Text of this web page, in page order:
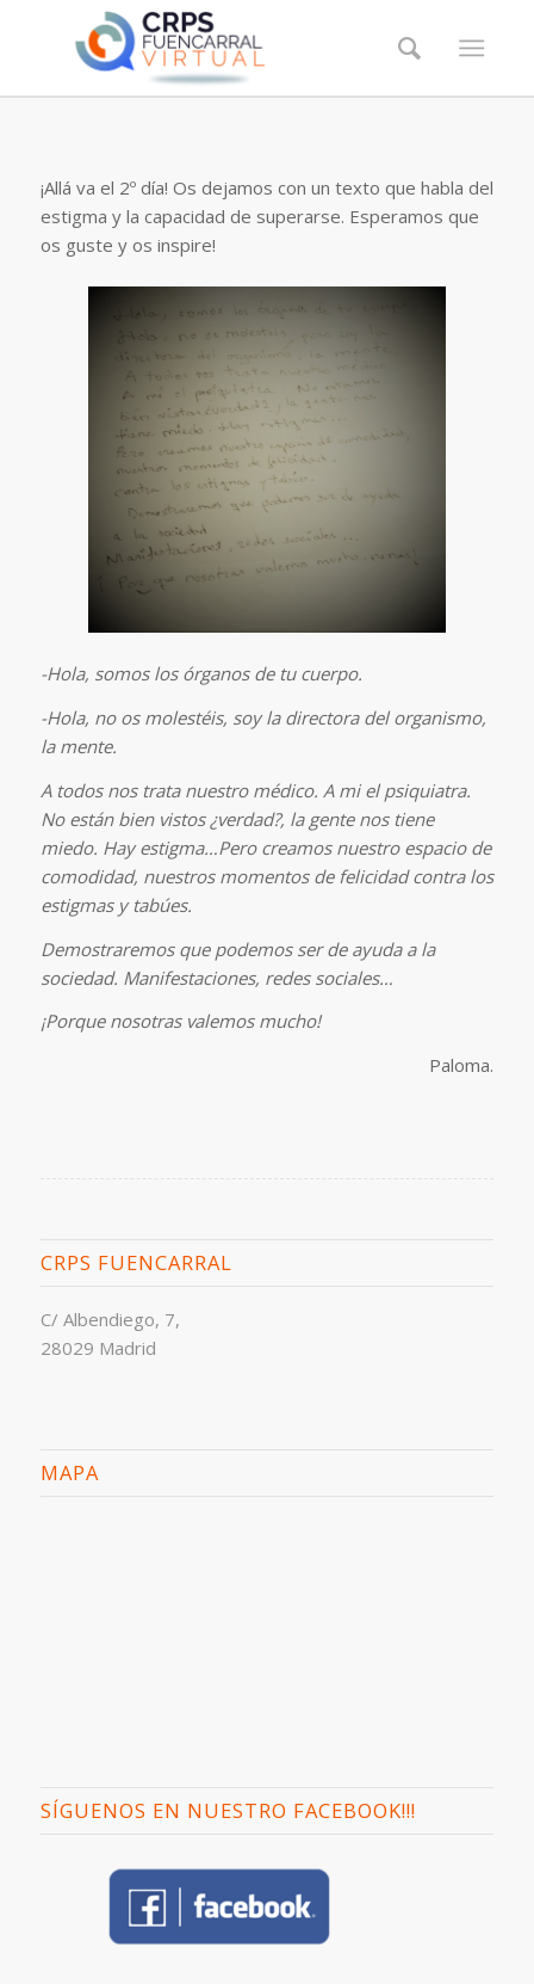
¡Allá va el 2º día! Os dejamos con un texto que habla del
estigma y la capacidad de superarse. Esperamos que
os guste y os inspire!
-Hola, somos los órganos de tu cuerpo.
-Hola, no os molestéis, soy la directora del organismo,
la mente.
A todos nos trata nuestro médico. A mi el psiquiatra.
No están bien vistos ¿verdad?, la gente nos tiene
miedo. Hay estigma…Pero creamos nuestro espacio de
comodidad, nuestros momentos de felicidad contra los
estigmas y tabúes.
Demostraremos que podemos ser de ayuda a la
sociedad. Manifestaciones, redes sociales…
¡Porque nosotras valemos mucho!
Paloma.
CRPS FUENCARRAL
C/ Albendiego, 7,
28029 Madrid
MAPA
SÍGUENOS EN NUESTRO FACEBOOK!!!